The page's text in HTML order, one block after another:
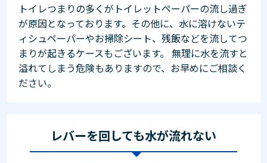
トイレつまりの多くがトイレットペーパーの流し過ぎ
が原因となっております。その他に、水に溶けないテ
ィシュペーパーやお掃除シート、残飯などを流してつ
まりが起きるケースもございます。 無理に水を流すと
溢れてしまう危険もありますので、お早めにご相談く
ださい。
レバーを回しても水が流れない